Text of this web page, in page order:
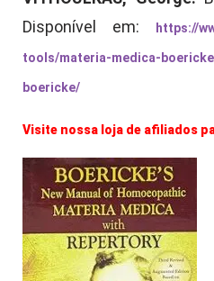
Disponível em:
https://
tools/materia-medica-
boericke/
Visite nossa loja de afiliados